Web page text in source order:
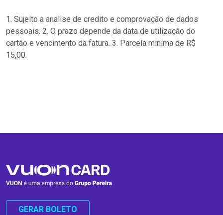
1. Sujeito a analise de credito e comprovação de dados
pessoais. 2. O prazo depende da data de utilização do
cartão e vencimento da fatura. 3. Parcela minima de R$
15,00.
GERAR BOLETO